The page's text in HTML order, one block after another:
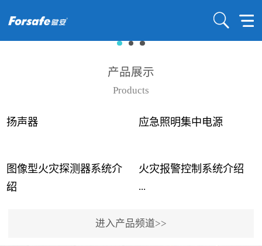
产品展示
Products
扬声器 应急照明集中电源
图像型火灾探测器系统介
绍
...
火灾报警控制系统介绍
...
进入产品频道>>